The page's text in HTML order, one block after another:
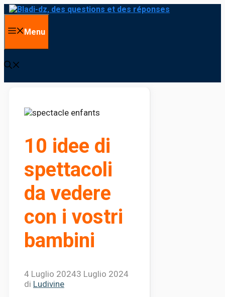
Vai al contenuto
Menu
10 idee di
spettacoli
da vedere
con i vostri
bambini
4 Luglio 20243 Luglio 2024
di Ludivine